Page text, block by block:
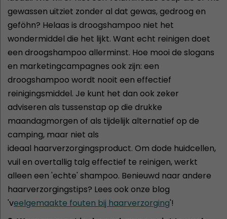
gewassen uitziet zonder al dat gewas, gedroog en
geföhn? Helaas is droogshampoo niet het
wondermiddel die het lijkt. Want echt reinigen doet
een droogshampoo allerminst. Hoe mooi de slogans
en marketingcampagnes ook zijn: een
droogshampoo wordt nooit een effectief
reinigingsmiddel. Je kunt het dan ook zeker
adviseren als tussenstap op die drukke
maandagmorgen of als tijdelijk alternatief op de
camping, maar niet als
ideaal haarverzorgingsproduct. Om dode huidcellen,
vuil en overtallig talg effectief te reinigen, werkt
alleen een 'echte' shampoo. Benieuwd naar andere
haarverzorgingstips? Lees ook onze blog
'veelgemaakte fouten bij haarverzorging'!